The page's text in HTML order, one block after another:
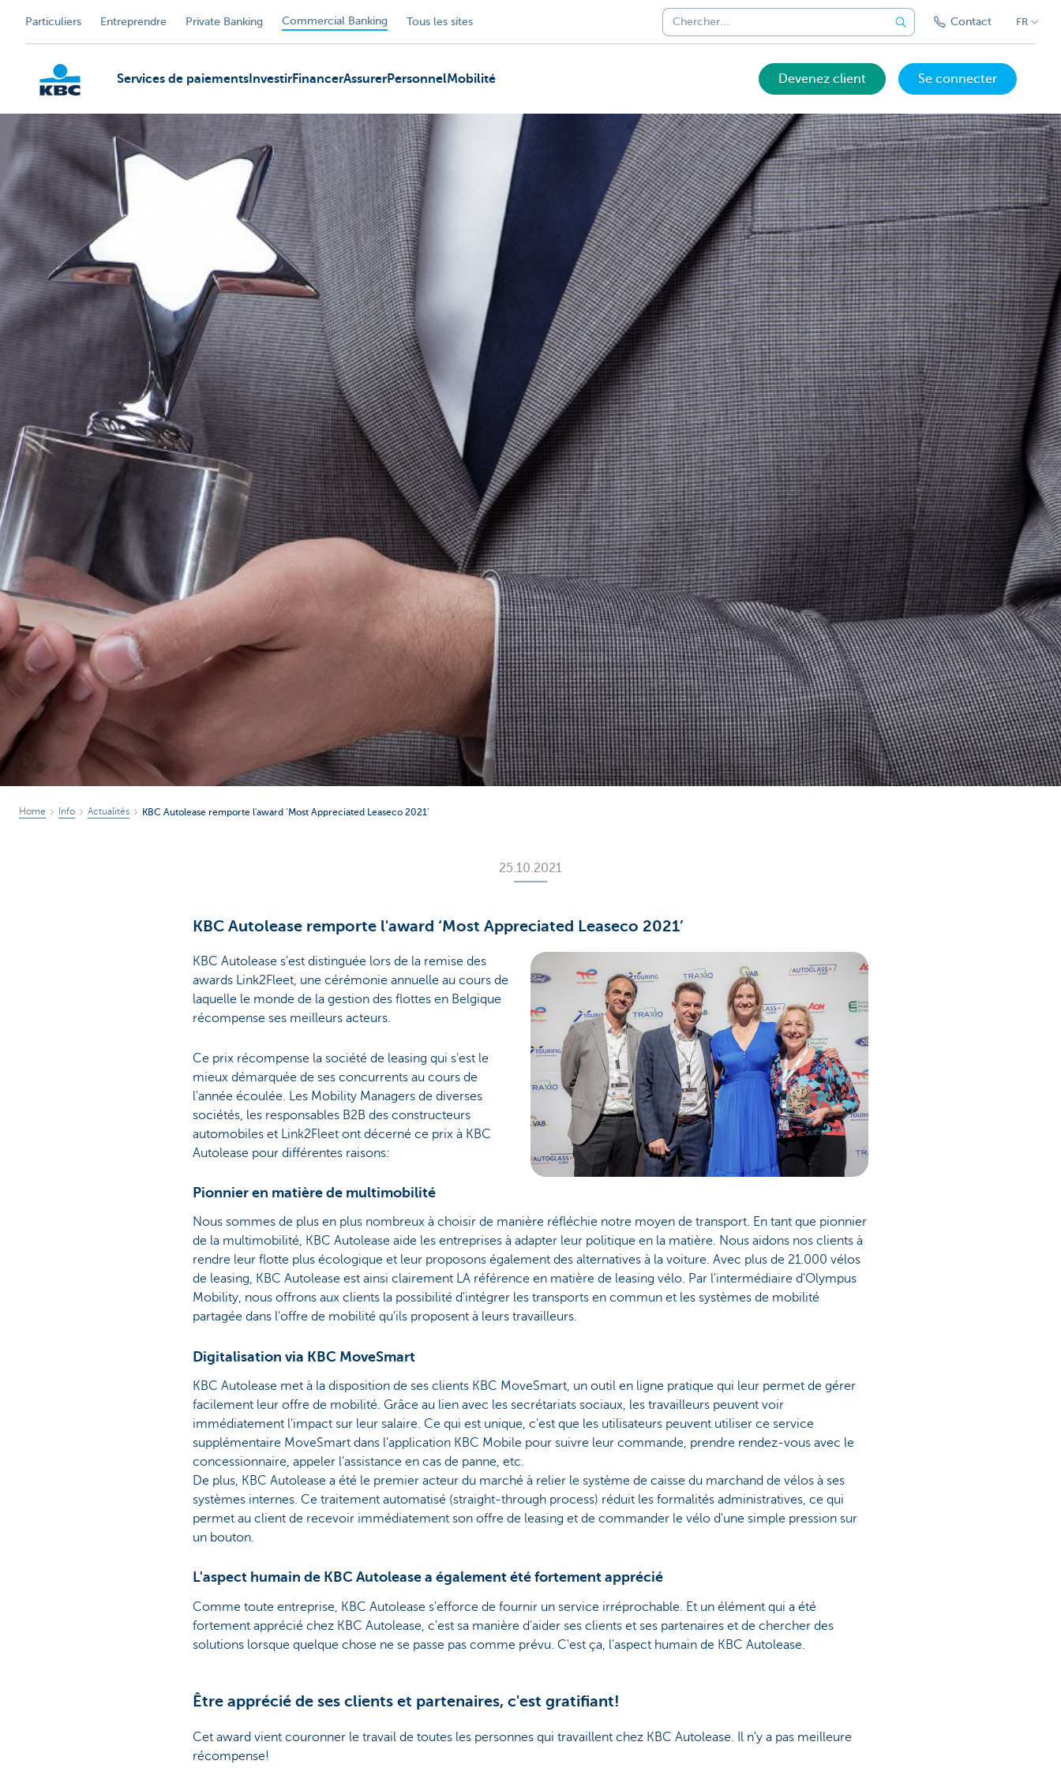
Particuliers Entreprendre Private Banking Commercial Banking Tous les sites Contact FR
Services de paiements InvestirFinancerAssurerPersonnelMobilité Devenez client Se connecter
Home Info Actualités KBC Autolease remporte l'award ‘Most Appreciated Leaseco 2021’
25.10.2021
KBC Autolease remporte l'award ‘Most Appreciated Leaseco 2021’
KBC Autolease s'est distinguée lors de la remise des
awards Link2Fleet, une cérémonie annuelle au cours de
laquelle le monde de la gestion des flottes en Belgique
récompense ses meilleurs acteurs.
Ce prix récompense la société de leasing qui s'est le
mieux démarquée de ses concurrents au cours de
l'année écoulée. Les Mobility Managers de diverses
sociétés, les responsables B2B des constructeurs
automobiles et Link2Fleet ont décerné ce prix à KBC
Autolease pour différentes raisons:
Pionnier en matière de multimobilité
Nous sommes de plus en plus nombreux à choisir de manière réfléchie notre moyen de transport. En tant que pionnier
de la multimobilité, KBC Autolease aide les entreprises à adapter leur politique en la matière. Nous aidons nos clients à
rendre leur flotte plus écologique et leur proposons également des alternatives à la voiture. Avec plus de 21.000 vélos
de leasing, KBC Autolease est ainsi clairement LA référence en matière de leasing vélo. Par l'intermédiaire d'Olympus
Mobility, nous offrons aux clients la possibilité d'intégrer les transports en commun et les systèmes de mobilité
partagée dans l'offre de mobilité qu'ils proposent à leurs travailleurs.
Digitalisation via KBC MoveSmart
KBC Autolease met à la disposition de ses clients KBC MoveSmart, un outil en ligne pratique qui leur permet de gérer
facilement leur offre de mobilité. Grâce au lien avec les secrétariats sociaux, les travailleurs peuvent voir
immédiatement l'impact sur leur salaire. Ce qui est unique, c'est que les utilisateurs peuvent utiliser ce service
supplémentaire MoveSmart dans l'application KBC Mobile pour suivre leur commande, prendre rendez-vous avec le
concessionnaire, appeler l'assistance en cas de panne, etc.
De plus, KBC Autolease a été le premier acteur du marché à relier le système de caisse du marchand de vélos à ses
systèmes internes. Ce traitement automatisé (straight-through process) réduit les formalités administratives, ce qui
permet au client de recevoir immédiatement son offre de leasing et de commander le vélo d'une simple pression sur
un bouton.
L'aspect humain de KBC Autolease a également été fortement apprécié
Comme toute entreprise, KBC Autolease s'efforce de fournir un service irréprochable. Et un élément qui a été
fortement apprécié chez KBC Autolease, c'est sa manière d'aider ses clients et ses partenaires et de chercher des
solutions lorsque quelque chose ne se passe pas comme prévu. C'est ça, l'aspect humain de KBC Autolease.
Être apprécié de ses clients et partenaires, c'est gratifiant!
Cet award vient couronner le travail de toutes les personnes qui travaillent chez KBC Autolease. Il n'y a pas meilleure
récompense!